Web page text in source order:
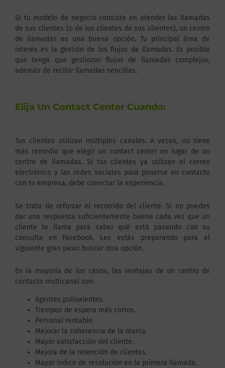
Si tu modelo de negocio consiste en atender las llamadas
de sus clientes (o de los clientes de sus clientes), un centro
de llamadas es una buena opción. Tu principal área de
interés es la gestión de los flujos de llamadas. Es posible
que tenga que gestionar flujos de llamadas complejos,
además de recibir llamadas sencillas.
Elija Un Contact Center Cuando:
Tus clientes utilizan múltiples canales. A veces, no tiene
más remedio que elegir un contact center en lugar de un
centro de llamadas. Si tus clientes ya utilizan el correo
electrónico y las redes sociales para ponerse en contacto
con tu empresa, debe conectar la experiencia.
Se trata de reforzar el recorrido del cliente. Si no puedes
dar una respuesta suficientemente buena cada vez que un
cliente te llama para saber qué está pasando con su
consulta en Facebook. Les estás preparando para el
siguiente gran paso: buscar otra opción.
En la mayoría de los casos, las ventajas de un centro de
contacto multicanal son:
Agentes polivalentes.
Tiempos de espera más cortos.
Personal rentable.
Mejorar la coherencia de la marca.
Mayor satisfacción del cliente.
Mejora de la retención de clientes.
Mayor índice de resolución en la primera llamada.